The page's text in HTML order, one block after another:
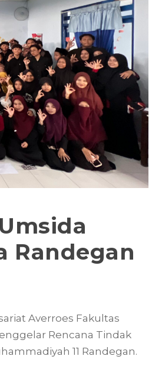
Randegan
Averroes Fakultas
Rencana Tindak
11 Randegan.